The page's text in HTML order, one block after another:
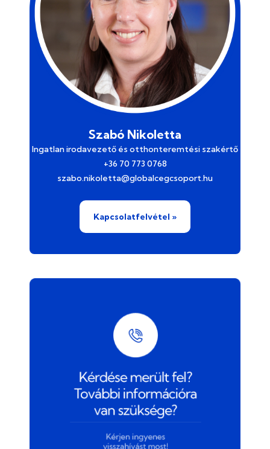
Szabó Nikoletta
Ingatlan irodavezető és otthonteremtési szakértő
+36 70 773 0768
szabo.nikoletta@globalcegcsoport.hu
Kapcsolatfelvétel »